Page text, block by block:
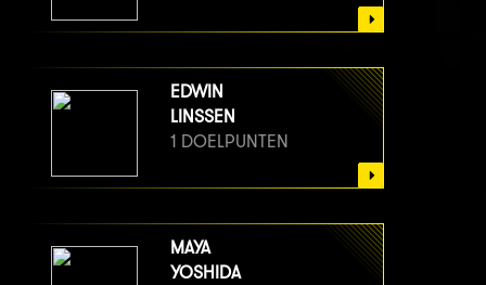
EDWIN
LINSSEN
1 DOELPUNTEN
MAYA
YOSHIDA